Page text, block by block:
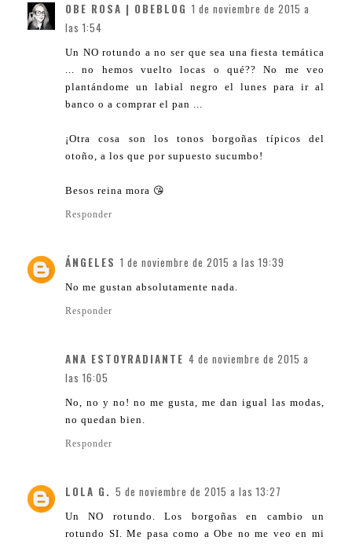
OBE ROSA | OBEBLOG 1 de noviembre de 2015 a
las 1:54
Un NO rotundo a no ser que sea una fiesta temática
... no hemos vuelto locas o qué?? No me veo
plantándome un labial negro el lunes para ir al
banco o a comprar el pan ...
¡Otra cosa son los tonos borgoñas típicos del
otoño, a los que por supuesto sucumbo!
Besos reina mora 😘
Responder
ÁNGELES 1 de noviembre de 2015 a las 19:39
No me gustan absolutamente nada.
Responder
ANA ESTOYRADIANTE 4 de noviembre de 2015 a
las 16:05
No, no y no! no me gusta, me dan igual las modas,
no quedan bien.
Responder
LOLA G. 5 de noviembre de 2015 a las 13:27
Un NO rotundo. Los borgoñas en cambio un
rotundo SI. Me pasa como a Obe no me veo en mi